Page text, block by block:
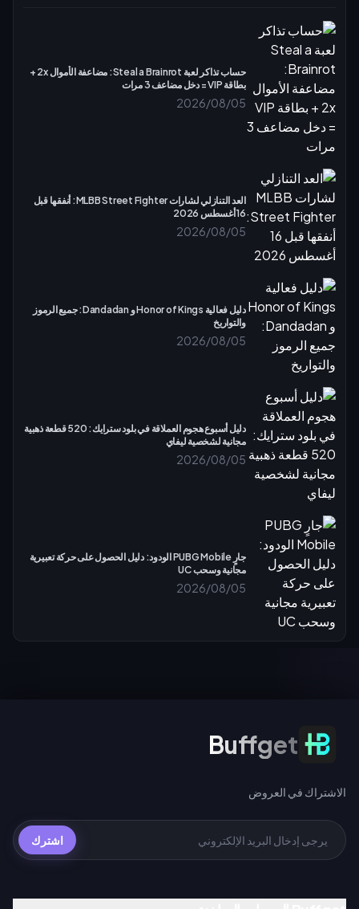
حساب تذاكر لعبة Steal a Brainrot: مضاعفة الأموال 2x +
بطاقة VIP = دخل مضاعف 3 مرات
2026/08/05
العد التنازلي لشارات MLBB Street Fighter: أنفقها قبل
16 أغسطس 2026
2026/08/05
دليل فعالية Honor of Kings و Dandadan: جميع الرموز
والتواريخ
2026/08/05
دليل أسبوع هجوم العملاقة في بلود سترايك: 520 قطعة ذهبية
مجانية لشخصية ليفاي
2026/08/05
جارٍ PUBG Mobile الودود: دليل الحصول على حركة تعبيرية
مجانية وسحب UC
2026/08/05
الاشتراك في العروضBuffget
الاشتراك في العروض
اشترك